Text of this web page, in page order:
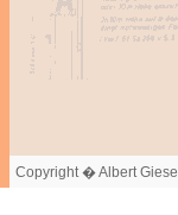
Copyright � Albert